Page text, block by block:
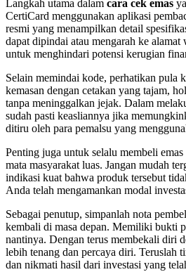
Langkah utama dalam cara cek emas
CertiCard menggunakan aplikasi
resmi yang menampilkan detail
dapat dipindai atau mengarah ke
untuk menghindari potensi kerugian
Selain memindai kode, perhatikan pula
kemasan dengan cetakan yang tajam,
tanpa meninggalkan jejak. Dalam
sudah pasti keasliannya jika
ditiru oleh para pemalsu yang
Penting juga untuk selalu membeli
mata masyarakat luas. Jangan mudah
indikasi kuat bahwa produk tersebut
Anda telah mengamankan modal
Sebagai penutup, simpanlah nota
kembali di masa depan. Memiliki bukti
nantinya. Dengan terus membekali diri
lebih tenang dan percaya diri. Teruslah
dan nikmati hasil dari investasi yang